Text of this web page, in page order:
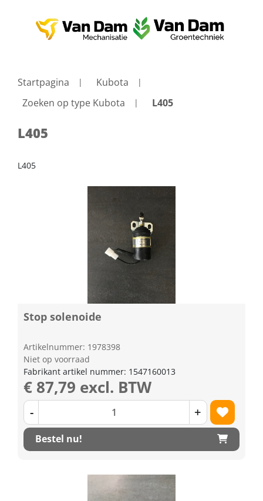
Startpagina
Kubota
Zoeken op type Kubota
L405
L405
L405
Stop solenoide
Artikelnummer: 1978398
Niet op voorraad
Fabrikant artikel nummer: 1547160013
€ 87,79 excl. BTW
- +
Bestel nu!